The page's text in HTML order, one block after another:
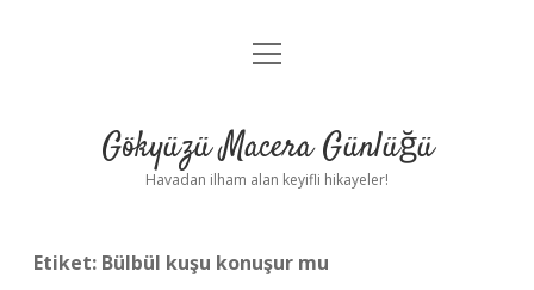
Anasayfa
Yasal Uyarı
menüyü
Gökyüzü Macera Günlüğü
Havadan ilham alan keyifli hikayeler!
Etiket: Bülbül kuşu konuşur mu